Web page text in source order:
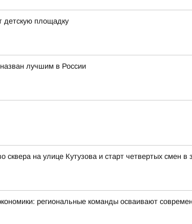
детскую площадку
лучшим в России
сквера на улице Кутузова и старт четвертых смен в
региональные команды осваивают